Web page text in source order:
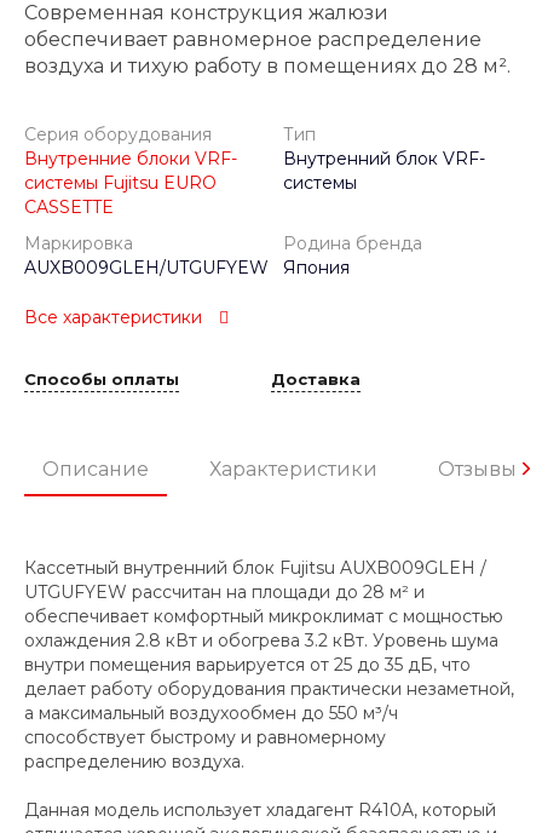
Современная конструкция жалюзи
обеспечивает равномерное распределение
воздуха и тихую работу в помещениях до 28 м².
Серия оборудования
Внутренние блоки VRF-
системы Fujitsu EURO
CASSETTE
Тип
Внутренний блок VRF-
системы
Маркировка
AUXB009GLEH/UTGUFYEW
Родина бренда
Япония
Все характеристики
Способы оплаты Доставка
Описание Характеристики Отзывы
Кассетный внутренний блок Fujitsu AUXB009GLEH /
UTGUFYEW рассчитан на площади до 28 м² и
обеспечивает комфортный микроклимат с мощностью
охлаждения 2.8 кВт и обогрева 3.2 кВт. Уровень шума
внутри помещения варьируется от 25 до 35 дБ, что
делает работу оборудования практически незаметной,
а максимальный воздухообмен до 550 м³/ч
способствует быстрому и равномерному
распределению воздуха.
Данная модель использует хладагент R410A, который